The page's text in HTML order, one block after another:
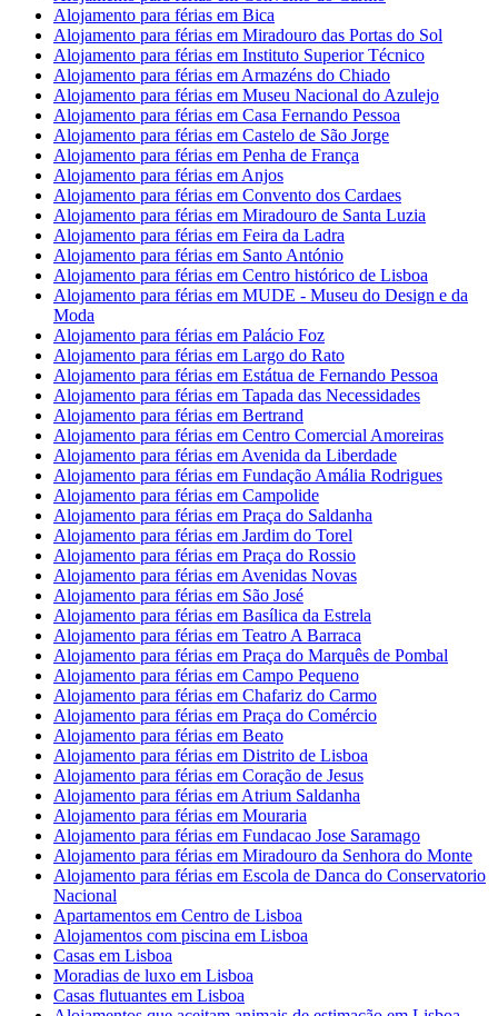
Alojamento para férias em Bica
Alojamento para férias em Miradouro das Portas do Sol
Alojamento para férias em Instituto Superior Técnico
Alojamento para férias em Armazéns do Chiado
Alojamento para férias em Museu Nacional do Azulejo
Alojamento para férias em Casa Fernando Pessoa
Alojamento para férias em Castelo de São Jorge
Alojamento para férias em Penha de França
Alojamento para férias em Anjos
Alojamento para férias em Convento dos Cardaes
Alojamento para férias em Miradouro de Santa Luzia
Alojamento para férias em Feira da Ladra
Alojamento para férias em Santo António
Alojamento para férias em Centro histórico de Lisboa
Alojamento para férias em MUDE - Museu do Design e da
Moda
Alojamento para férias em Palácio Foz
Alojamento para férias em Largo do Rato
Alojamento para férias em Estátua de Fernando Pessoa
Alojamento para férias em Tapada das Necessidades
Alojamento para férias em Bertrand
Alojamento para férias em Centro Comercial Amoreiras
Alojamento para férias em Avenida da Liberdade
Alojamento para férias em Fundação Amália Rodrigues
Alojamento para férias em Campolide
Alojamento para férias em Praça do Saldanha
Alojamento para férias em Jardim do Torel
Alojamento para férias em Praça do Rossio
Alojamento para férias em Avenidas Novas
Alojamento para férias em São José
Alojamento para férias em Basílica da Estrela
Alojamento para férias em Teatro A Barraca
Alojamento para férias em Praça do Marquês de Pombal
Alojamento para férias em Campo Pequeno
Alojamento para férias em Chafariz do Carmo
Alojamento para férias em Praça do Comércio
Alojamento para férias em Beato
Alojamento para férias em Distrito de Lisboa
Alojamento para férias em Coração de Jesus
Alojamento para férias em Atrium Saldanha
Alojamento para férias em Mouraria
Alojamento para férias em Fundacao Jose Saramago
Alojamento para férias em Miradouro da Senhora do Monte
Alojamento para férias em Escola de Danca do Conservatorio
Nacional
Apartamentos em Centro de Lisboa
Alojamentos com piscina em Lisboa
Casas em Lisboa
Moradias de luxo em Lisboa
Casas flutuantes em Lisboa